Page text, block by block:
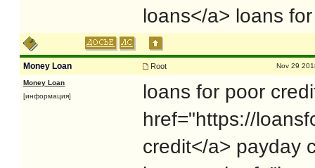
loans</a> loans
Money Loan Root Nov 29
Money Loan
[информация]
loans for poor
href="https://
credit</a> payday